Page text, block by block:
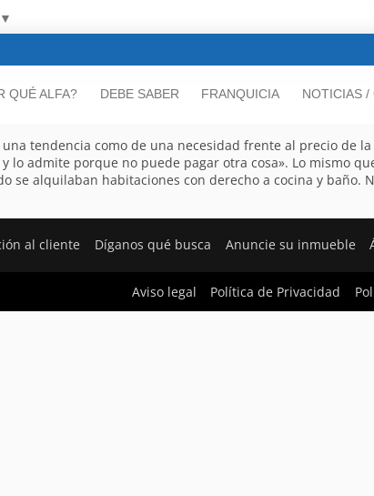
▼
QUÉ ALFA? DEBE SABER FRANQUICIA NOTICIAS /
tendencia como de una necesidad frente al precio de
admite porque no puede pagar otra cosa». Lo mismo
se alquilaban habitaciones con derecho a cocina y baño.
al cliente Díganos qué busca Anuncie su inmueble
Aviso legal Política de Privacidad